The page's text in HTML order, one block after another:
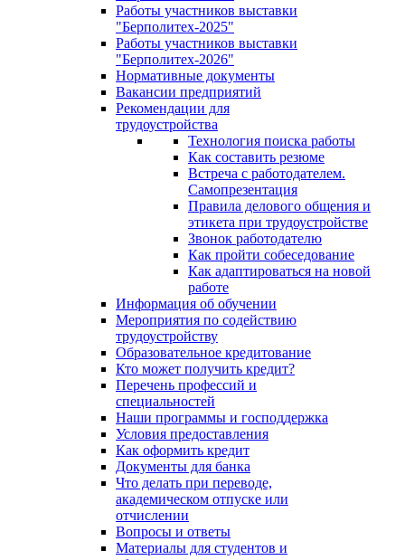
Работы участников выставки
"Берполитех-2025"
Работы участников выставки
"Берполитех-2026"
Нормативные документы
Вакансии предприятий
Рекомендации для
трудоустройства
Технология поиска работы
Как составить резюме
Встреча с работодателем.
Самопрезентация
Правила делового общения и
этикета при трудоустройстве
Звонок работодателю
Как пройти собеседование
Как адаптироваться на новой
работе
Информация об обучении
Мероприятия по содействию
трудоустройству
Образовательное кредитование
Кто может получить кредит?
Перечень профессий и
специальностей
Наши программы и господдержка
Условия предоставления
Как оформить кредит
Документы для банка
Что делать при переводе,
академическом отпуске или
отчислении
Вопросы и ответы
Материалы для студентов и